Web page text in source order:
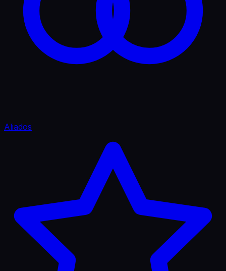
Aliados